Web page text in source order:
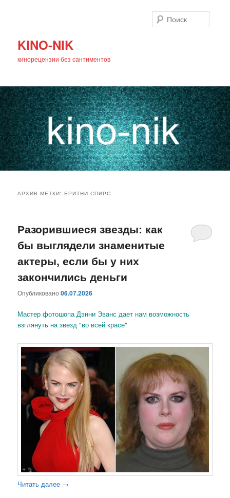
KINO-NIK
кинорецензии без сантиментов
основному
содержимому
дополнительному
содержимому
АРХИВ МЕТКИ:БРИТНИ СПИРС
Разорившиеся звезды: как
бы выглядели знаменитые
актеры, если бы у них
закончились деньги
Опубликовано06.07.2026
Мастер фотошопа Дэнни Эванс дает нам возможность
взглянуть на звезд "во всей красе"
Читать далее →